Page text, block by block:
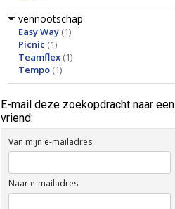
vennootschap
Easy Way (1)
Picnic (1)
Teamflex (1)
Tempo (1)
E-mail deze zoekopdracht naar een
vriend:
Van mijn e-mailadres
Naar e-mailadres